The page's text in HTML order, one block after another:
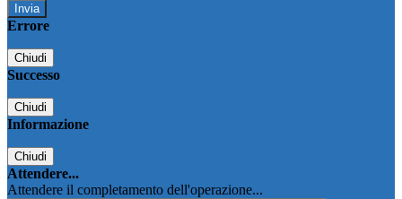
Errore
Chiudi
Successo
Chiudi
Informazione
Chiudi
Attendere...
Attendere il completamento dell'operazione...